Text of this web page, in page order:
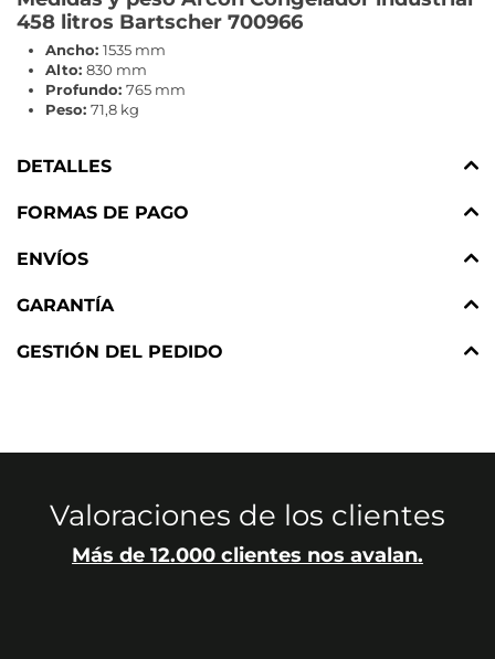
458 litros Bartscher 700966
Ancho: 1535 mm
Alto: 830 mm
Profundo: 765 mm
Peso: 71,8 kg
DETALLES
FORMAS DE PAGO
ENVÍOS
GARANTÍA
GESTIÓN DEL PEDIDO
Valoraciones de los clientes
Más de 12.000 clientes nos avalan.